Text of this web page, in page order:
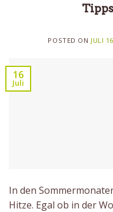
POSTED ON JULI
16
Juli
In den
Hitze. Egal ob in der